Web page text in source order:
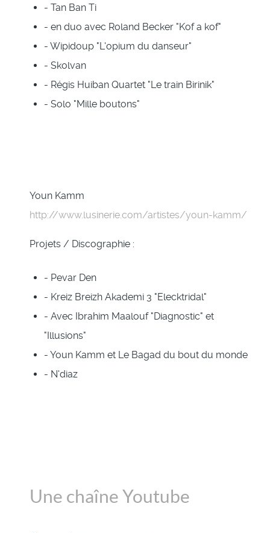
- Tan Ban Ti
- en duo avec Roland Becker "Kof a kof"
- Wipidoup "L'opium du danseur"
- Skolvan
- Régis Huiban Quartet "Le train Birinik"
- Solo "Mille boutons"
Youn Kamm
http://www.lusinerie.com/artistes/youn-kamm/
Projets / Discographie :
- Pevar Den
- Kreiz Breizh Akademi 3 "Elecktridal"
- Avec Ibrahim Maalouf "Diagnostic" et
"Illusions"
- Youn Kamm et Le Bagad du bout du monde
- N'diaz
Une chaîne Youtube